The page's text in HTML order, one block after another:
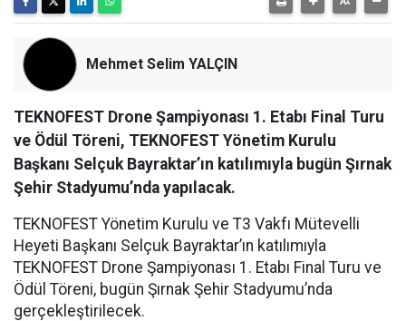
Mehmet Selim YALÇIN
TEKNOFEST Drone Şampiyonası 1. Etabı Final Turu
ve Ödül Töreni, TEKNOFEST Yönetim Kurulu
Başkanı Selçuk Bayraktar’ın katılımıyla bugün Şırnak
Şehir Stadyumu’nda yapılacak.
TEKNOFEST Yönetim Kurulu ve T3 Vakfı Mütevelli
Heyeti Başkanı Selçuk Bayraktar’ın katılımıyla
TEKNOFEST Drone Şampiyonası 1. Etabı Final Turu ve
Ödül Töreni, bugün Şırnak Şehir Stadyumu’nda
gerçekleştirilecek.